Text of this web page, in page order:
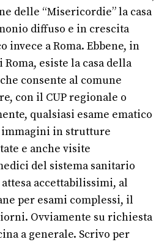
delle “Misericordie” la casa
diffuso e in crescita
invece a Roma. Ebbene, in
esiste la casa della
consente al comune
con il CUP regionale o
qualsiasi esame ematico
immagini in strutture
e anche visite
del sistema sanitario
accettabilissimi, al
per esami complessi, il
Ovviamente su richiesta
a generale. Scrivo per